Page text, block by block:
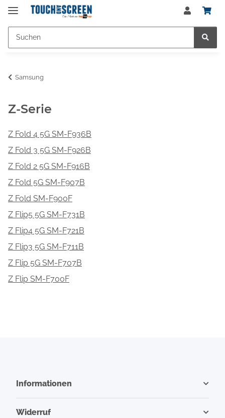
Samsung
Z-Serie
Z Fold 4 5G SM-F936B
Z Fold 3 5G SM-F926B
Z Fold 2 5G SM-F916B
Z Fold 5G SM-F907B
Z Fold SM-F900F
Z Flip5 5G SM-F731B
Z Flip4 5G SM-F721B
Z Flip3 5G SM-F711B
Z Flip 5G SM-F707B
Z Flip SM-F700F
Informationen
Widerruf